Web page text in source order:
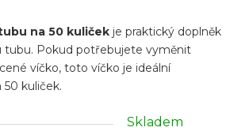
na 50 kuliček je praktický doplněk
tubu. Pokud potřebujete vyměnit
víčko, toto víčko je ideální
kuliček.
Skladem